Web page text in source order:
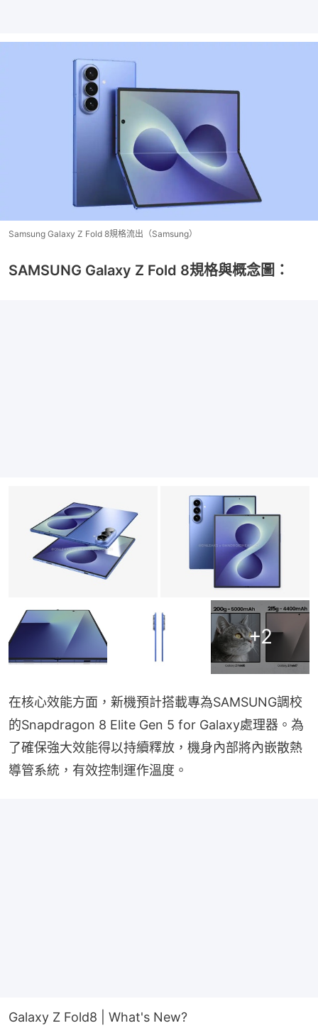
Samsung Galaxy Z Fold 8規格流出（Samsung）
SAMSUNG Galaxy Z Fold 8規格與概念圖：
+2
在核心效能方面，新機預計搭載專為SAMSUNG調校
的Snapdragon 8 Elite Gen 5 for Galaxy處理器。為
了確保強大效能得以持續釋放，機身內部將內嵌散熱
導管系統，有效控制運作溫度。
Galaxy Z Fold8 | What's New?